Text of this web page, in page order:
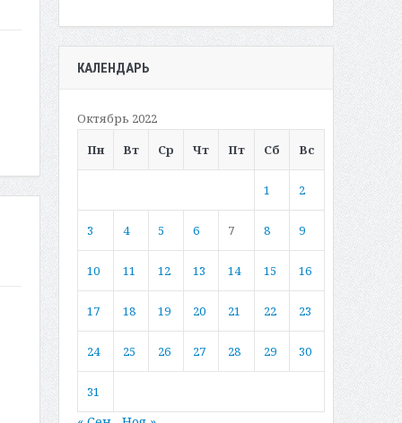
КАЛЕНДАРЬ
Октябрь 2022
Пн
Вт Ср Чт Пт Сб Вс
1 2
3 4 5 6 7 8 9
10 11 12 13 14 15 16
17 18 19 20 21 22 23
24 25 26 27 28 29 30
31